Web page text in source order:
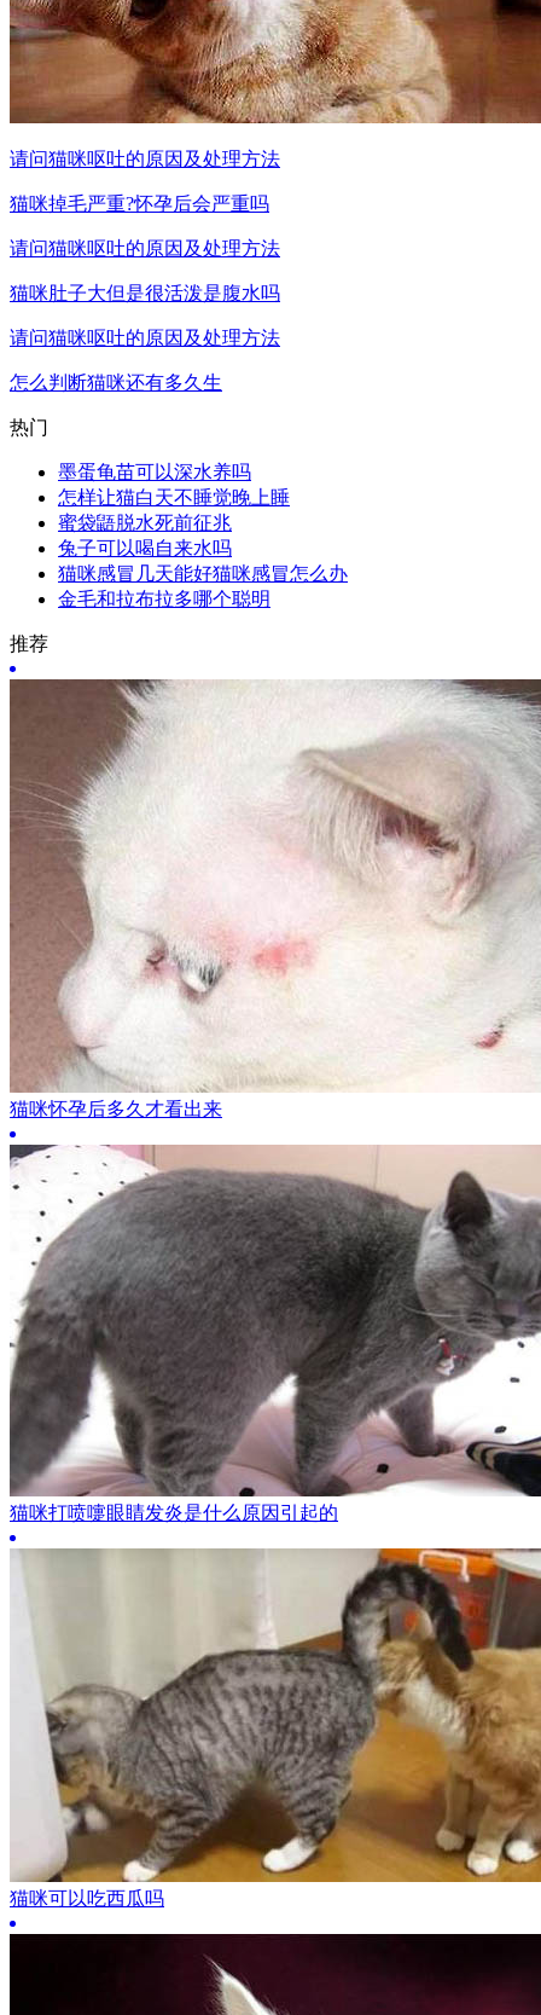
请问猫咪呕吐的原因及处理方法
猫咪掉毛严重?怀孕后会严重吗
请问猫咪呕吐的原因及处理方法
猫咪肚子大但是很活泼是腹水吗
请问猫咪呕吐的原因及处理方法
怎么判断猫咪还有多久生
热门
墨蛋龟苗可以深水养吗
怎样让猫白天不睡觉晚上睡
蜜袋鼯脱水死前征兆
兔子可以喝自来水吗
猫咪感冒几天能好猫咪感冒怎么办
金毛和拉布拉多哪个聪明
推荐
猫咪怀孕后多久才看出来
猫咪打喷嚏眼睛发炎是什么原因引起的
猫咪可以吃西瓜吗